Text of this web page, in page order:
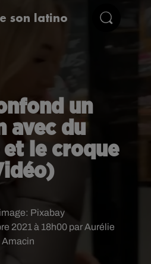
son latino
un
avec du
le croque
2021 à 18h00 par Aurélie
Amacin
Pixabay